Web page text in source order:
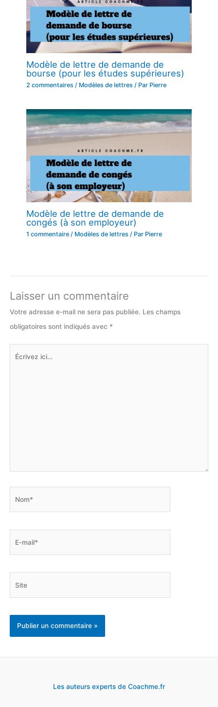
Modèle de lettre de demande de
bourse (pour les études supérieures)
2 commentaires / Modèles de lettres / Par Pierre
Modèle de lettre de demande de
congés (à son employeur)
1 commentaire / Modèles de lettres / Par Pierre
Laisser un commentaire
Votre adresse e-mail ne sera pas publiée. Les champs
obligatoires sont indiqués avec *
Les auteurs experts de Coachme.fr